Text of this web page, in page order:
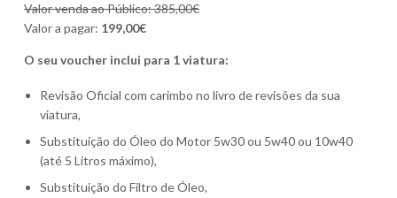
Valor venda ao Público: 385,00€
Valor a pagar: 199,00€
O seu voucher inclui para 1 viatura:
Revisão Oficial com carimbo no livro de revisões da sua
viatura,
Substituição do Óleo do Motor 5w30 ou 5w40 ou 10w40
(até 5 Litros máximo),
Substituição do Filtro de Óleo,